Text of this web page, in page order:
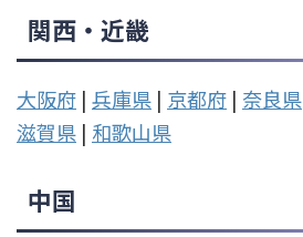
関西・近畿
大阪府 | 兵庫県 | 京都府 | 奈良県
滋賀県 | 和歌山県
中国